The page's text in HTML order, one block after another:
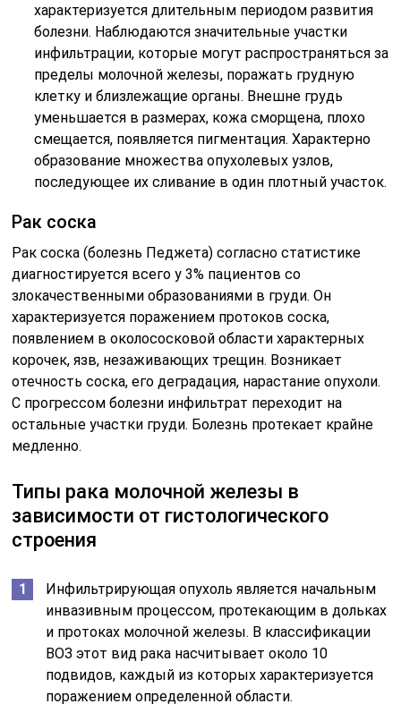
характеризуется длительным периодом развития
болезни. Наблюдаются значительные участки
инфильтрации, которые могут распространяться за
пределы молочной железы, поражать грудную
клетку и близлежащие органы. Внешне грудь
уменьшается в размерах, кожа сморщена, плохо
смещается, появляется пигментация. Характерно
образование множества опухолевых узлов,
последующее их сливание в один плотный участок.
Рак соска
Рак соска (болезнь Педжета) согласно статистике
диагностируется всего у 3% пациентов со
злокачественными образованиями в груди. Он
характеризуется поражением протоков соска,
появлением в околососковой области характерных
корочек, язв, незаживающих трещин. Возникает
отечность соска, его деградация, нарастание опухоли.
С прогрессом болезни инфильтрат переходит на
остальные участки груди. Болезнь протекает крайне
медленно.
Типы рака молочной железы в
зависимости от гистологического
строения
Инфильтрирующая опухоль является начальным
инвазивным процессом, протекающим в дольках
и протоках молочной железы. В классификации
ВОЗ этот вид рака насчитывает около 10
подвидов, каждый из которых характеризуется
поражением определенной области.